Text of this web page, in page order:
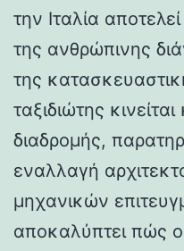
την Ιταλία
της ανθρώπινης
της
ταξιδιώτης
διαδρομής,
εναλλαγή
μηχανικών
αποκαλύπτει πώς